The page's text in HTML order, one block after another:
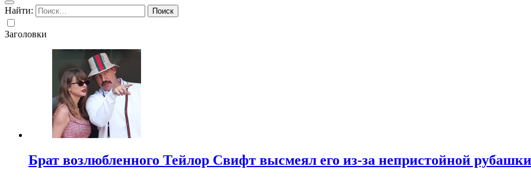
Найти:
Заголовки
Брат возлюбленного Тейлор Свифт высмеял его из-за непристойной